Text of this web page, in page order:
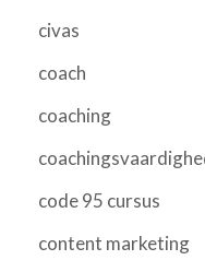
civas
coach
coaching
code 95 cursus
content marketing